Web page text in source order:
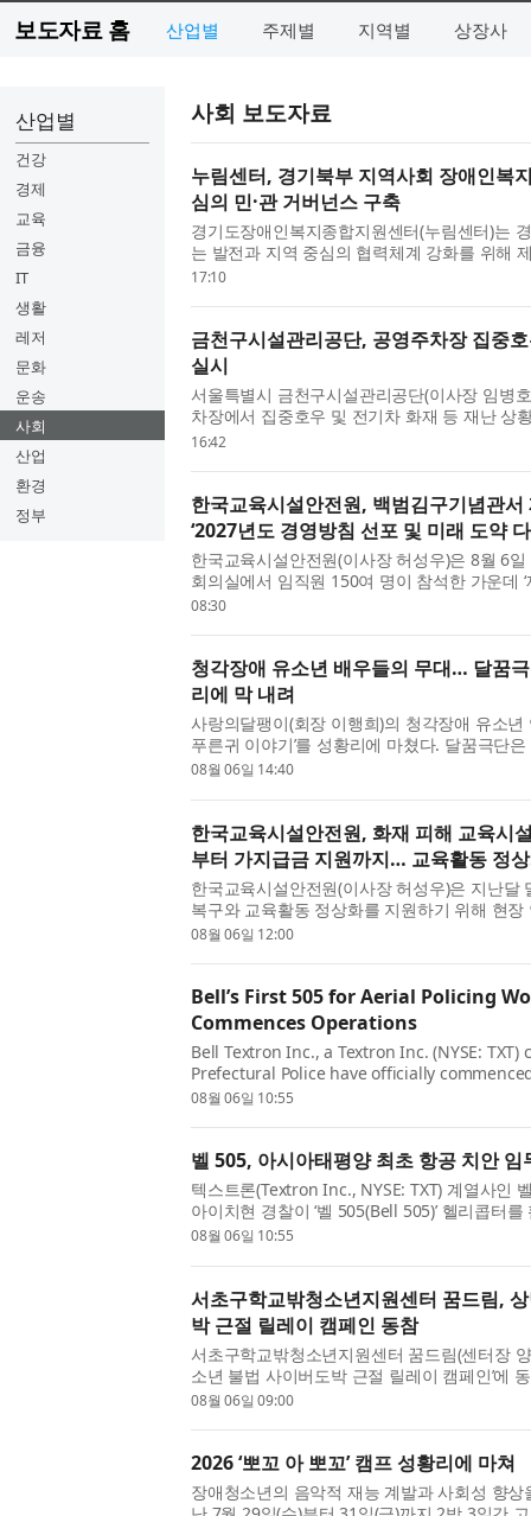
보도자료 홈 산업별 주제별 지역별 상장사
산업별
건강
경제
교육
금융
IT
생활
레저
문화
운송
사회
산업
환경
정부
사회 보도자료
누림센터, 경기북부 지역사회 장애인복
심의 민·관 거버넌스 구축
경기도장애인복지종합지원센터(누림센터)는
는 발전과 지역 중심의 협력체계 강화를 위해
발전 협의체’(이하 협의체)를 추진한다. 이번 제
17:10
금천구시설관리공단, 공영주차장 집중
실시
서울특별시 금천구시설관리공단(이사장 임병
차장에서 집중호우 및 전기차 화재 등 재난 상
설치 및 실전형 모의훈련을 실시했다. 이번 훈
16:42
한국교육시설안전원, 백범김구기념관
‘2027년도 경영방침 선포 및 미래 도약 다
한국교육시설안전원(이사장 허성우)은 8월 6
회의실에서 임직원 150여 명이 참석한 가운데
고 밝혔다. 이번 행사는 기관의 미래 비전을 공
08:30
청각장애 유소년 배우들의 무대… 달꿈극
리에 막 내려
사랑의달팽이(회장 이행희)의 청각장애 유소년
푸른귀 이야기’를 성황리에 마쳤다. 달꿈극단
울 중구에 위치한 CKL스테이지에서 ‘미로와 푸
08월 06일 14:40
한국교육시설안전원, 화재 피해 교육시
부터 가지급금 지원까지… 교육활동 정상
한국교육시설안전원(이사장 허성우)은 지난달
복구와 교육활동 정상화를 지원하기 위해 현
에 나섰다고 밝혔다. 허성우 한국교육시설안전
08월 06일 12:00
Bell’s First 505 for Aerial Policing
Commences Operations
Bell Textron Inc., a Textron Inc. (NYSE:
Prefectural Police have officially
utilizing the Bell 505, marking a landmark
08월 06일 10:55
벨 505, 아시아태평양 최초 항공 치안 임
텍스트론(Textron Inc., NYSE: TXT) 계열사인
아이치현 경찰이 ‘벨 505(Bell 505)’ 헬리콥터
시작했다고 발표했다. 이는 아시아태평양 지역
08월 06일 10:55
서초구학교밖청소년지원센터 꿈드림,
박 근절 릴레이 캠페인 동참
서초구학교밖청소년지원센터 꿈드림(센터장
소년 불법 사이버도박 근절 릴레이 캠페인’에
ART유스센터로부터 다음 주자로 지목받아 릴
08월 06일 09:00
2026 ‘뽀꼬 아 뽀꼬’ 캠프 성황리에 마쳐
장애청소년의 음악적 재능 계발과 사회성 향상